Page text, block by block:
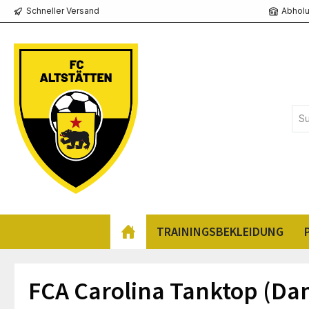
Zur Hauptnavigation springen
Schneller Versand
TRAININGSBEKLEIDUNG
FCA Carolina Tanktop